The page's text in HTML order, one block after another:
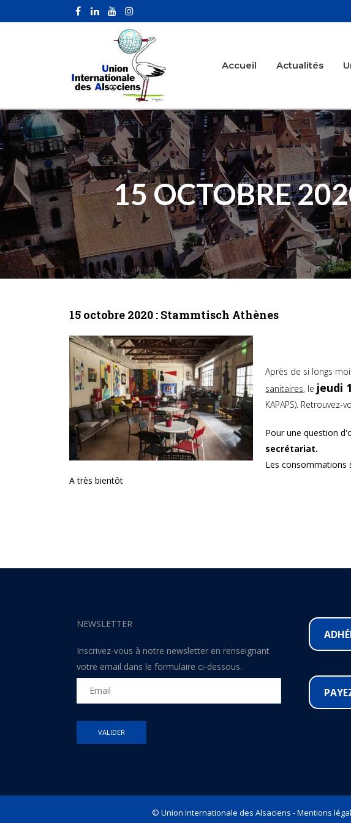
Accueil Actualités
15 OCTOBRE
15 octobre 2020 : Stammtisch Athènes
Après de si longs
sanitaires, le jeudi
KAPAPS). Retrouvez-
Pour une question
secrétariat.
Les consommations
A très bientôt
NEWSLETTER
Inscrivez-vous à notre newsletter en renseignant
votre email dans le formulaire ci-dessous.
© Union Internationale des Alsaciens -Mentions